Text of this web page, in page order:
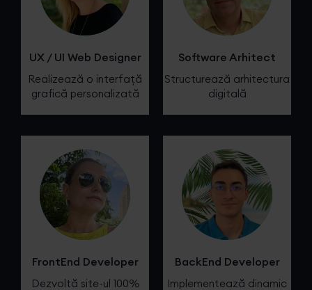
UX / UI Web Designer
Realizează o interfață
grafică personalizată
Software Arhitect
Structurează arhitectura
digitală
FrontEnd Developer
Dezvoltă site-ul 100%
BackEnd Developer
Implementează dinamic